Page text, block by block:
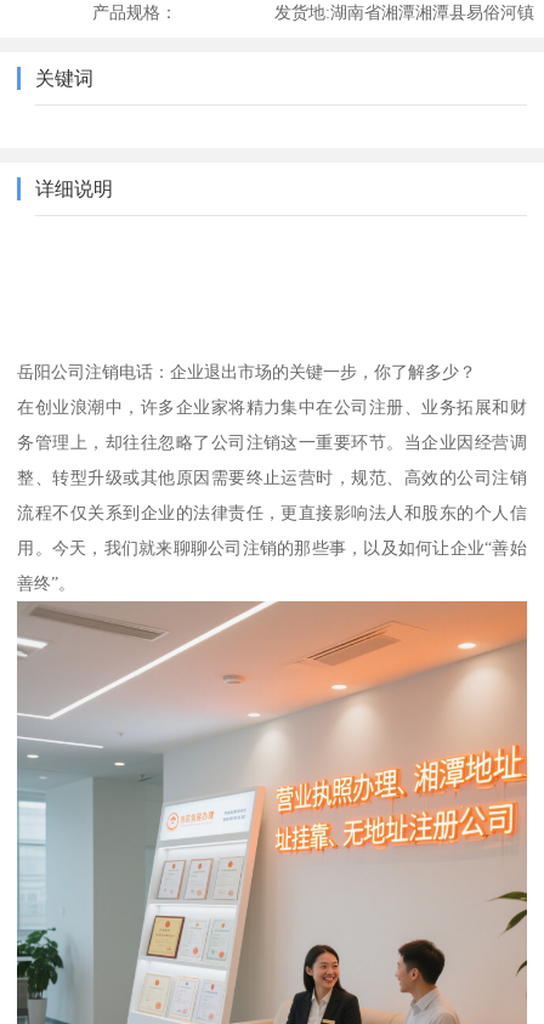
产品规格： 发货地:湖南省湘潭湘潭县易俗河镇
关键词
详细说明
岳阳公司注销电话：企业退出市场的关键一步，你了解多少？
在创业浪潮中，许多企业家将精力集中在公司注册、业务拓展和财
务管理上，却往往忽略了公司注销这一重要环节。当企业因经营调
整、转型升级或其他原因需要终止运营时，规范、高效的公司注销
流程不仅关系到企业的法律责任，更直接影响法人和股东的个人信
用。今天，我们就来聊聊公司注销的那些事，以及如何让企业“善始
善终”。